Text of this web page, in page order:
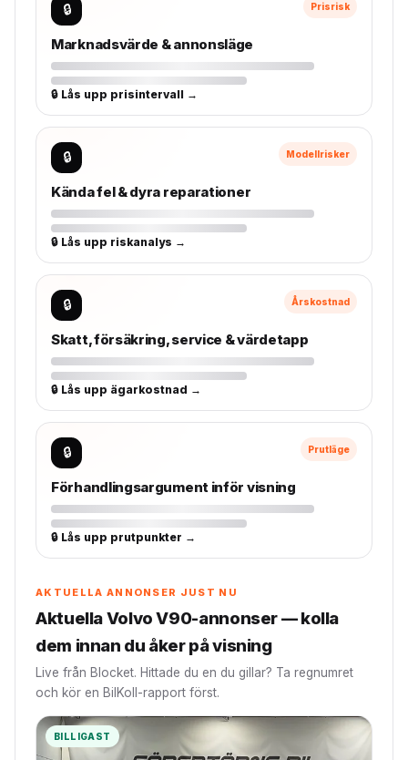
🔒 Prisrisk
Marknadsvärde & annonsläge
🔒 Lås upp prisintervall →
🔒 Modellrisker
Kända fel & dyra reparationer
🔒 Lås upp riskanalys →
🔒 Årskostnad
Skatt, försäkring, service & värdetapp
🔒 Lås upp ägarkostnad →
🔒 Prutläge
Förhandlingsargument inför visning
🔒 Lås upp prutpunkter →
AKTUELLA ANNONSER JUST NU
Aktuella Volvo V90-annonser — kolla
dem innan du åker på visning
Live från Blocket. Hittade du en du gillar? Ta regnumret
och kör en BilKoll-rapport först.
BILLIGAST